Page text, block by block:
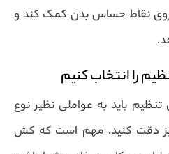
نقاط حساس بدن کمک کند و
را انتخاب کنیم
باید به عواملی نظیر نوع
دقت کنید. مهم است که کش